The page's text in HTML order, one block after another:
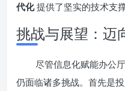
代化提供了坚实的技术支
挑战与展望：迈
尽管信息化赋能办公
仍面临诸多挑战。首先是